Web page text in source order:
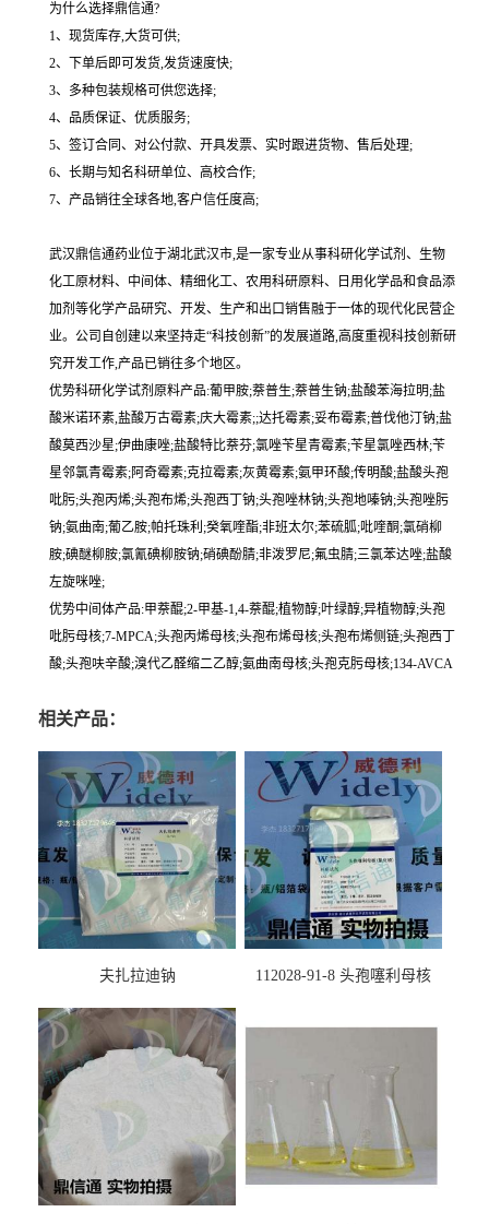
为什么选择鼎信通?
1、现货库存,大货可供;
2、下单后即可发货,发货速度快;
3、多种包装规格可供您选择;
4、品质保证、优质服务;
5、签订合同、对公付款、开具发票、实时跟进货物、售后处理;
6、长期与知名科研单位、高校合作;
7、产品销往全球各地,客户信任度高;
武汉鼎信通药业位于湖北武汉市,是一家专业从事科研化学试剂、生物
化工原材料、中间体、精细化工、农用科研原料、日用化学品和食品添
加剂等化学产品研究、开发、生产和出口销售融于一体的现代化民营企
业。公司自创建以来坚持走“科技创新”的发展道路,高度重视科技创新研
究开发工作,产品已销往多个地区。
优势科研化学试剂原料产品:葡甲胺;萘普生;萘普生钠;盐酸苯海拉明;盐
酸米诺环素,盐酸万古霉素;庆大霉素;;达托霉素;妥布霉素;普伐他汀钠;盐
酸莫西沙星;伊曲康唑;盐酸特比萘芬;氯唑苄星青霉素;苄星氯唑西林;苄
星邻氯青霉素;阿奇霉素;克拉霉素;灰黄霉素;氨甲环酸;传明酸;盐酸头孢
吡肟;头孢丙烯;头孢布烯;头孢西丁钠;头孢唑林钠;头孢地嗪钠;头孢唑肟
钠;氨曲南;葡乙胺;帕托珠利;癸氧喹酯;非班太尔;苯硫胍;吡喹酮;氯硝柳
胺;碘醚柳胺;氯氰碘柳胺钠;硝碘酚腈;非泼罗尼;氟虫腈;三氯苯达唑;盐酸
左旋咪唑;
优势中间体产品:甲萘醌;2-甲基-1,4-萘醌;植物醇;叶绿醇;异植物醇;头孢
吡肟母核;7-MPCA;头孢丙烯母核;头孢布烯母核;头孢布烯侧链;头孢西丁
酸;头孢呋辛酸;溴代乙醛缩二乙醇;氨曲南母核;头孢克肟母核;134-AVCA
相关产品：
夫扎拉迪钠
112028-91-8 头孢噻利母核